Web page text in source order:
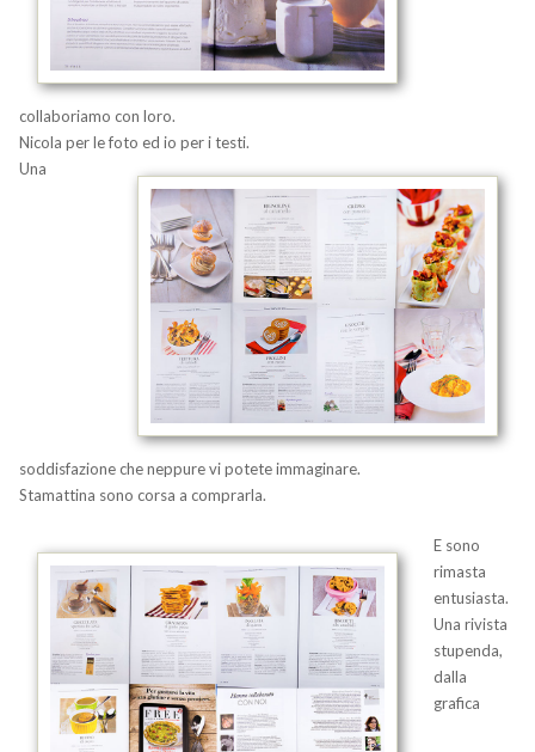
collaboriamo con loro.
Nicola per le foto ed io per i testi.
Una
soddisfazione che neppure vi potete immaginare.
Stamattina sono corsa a comprarla.
E sono
rimasta
entusiasta.
Una rivista
stupenda,
dalla
grafica